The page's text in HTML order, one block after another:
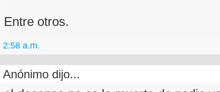
Entre otros.
2:58 a.m.
Anónimo dijo...